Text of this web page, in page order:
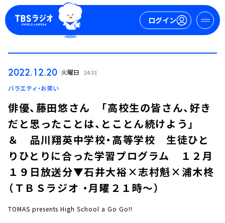
ログイン
ログイン
今日の番組表
週間番組表
トピックス
2022.12.20 火曜日 14:31
バラエティ・お笑い
俳優、藤田悠さん 「高校生の皆さん、好き
だと思ったことは、とことん続けよう」
＆ 品川翔英中学校・高等学校 生徒ひと
りひとりに合った学習プログラム １２月
１９日放送分▼石井大裕×志村魁×浦木柊
（ＴＢＳラジオ ・月曜２１時～）
TOMAS presents High School a Go Go!!